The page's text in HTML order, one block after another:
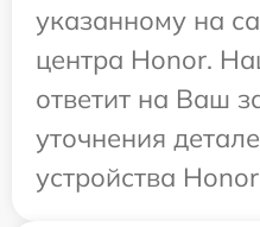
указанному на
центра Honor.
ответит на Ваш
уточнения
устройства